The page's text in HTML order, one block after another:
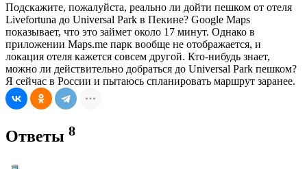
Подскажите, пожалуйста, реально ли дойти пешком от отеля
Livefortuna до Universal Park в Пекине? Google Maps
показывает, что это займет около 17 минут. Однако в
приложении Maps.me парк вообще не отображается, и
локация отеля кажется совсем другой. Кто-нибудь знает,
можно ли действительно добраться до Universal Park пешком?
Я сейчас в России и пытаюсь спланировать маршрут заранее.
Ответы 8